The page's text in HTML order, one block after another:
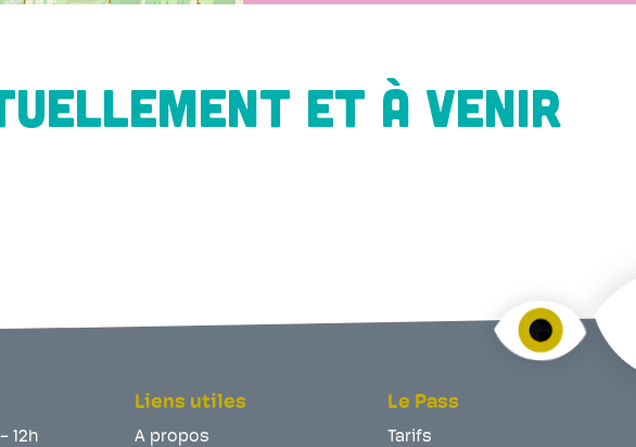
ET À VENIR
12h
Liens utiles
A propos
Le Pass
Tarifs